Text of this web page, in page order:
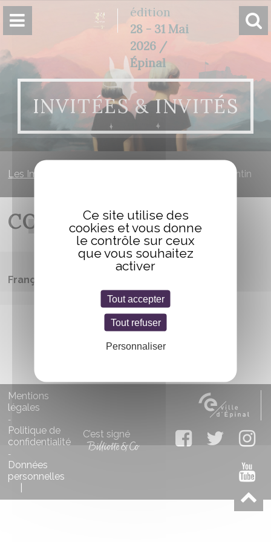
édition
28 - 31 Mai
2026 /
Épinal
INVITÉES & INVITÉS
Les Imaginales DUPONT Corentin
CORENTIN DUPONT
Français
Mentions
légales
-
Politique de
confidentialité
-
Données
personnelles
C’est signé
Panneau de gestion des cookies
Ce site utilise des
cookies et vous donne
le contrôle sur ceux
que vous souhaitez
activer
Tout accepter
Tout refuser
Personnaliser